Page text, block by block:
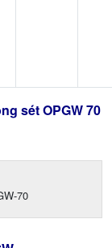
sét OPGW 70
70